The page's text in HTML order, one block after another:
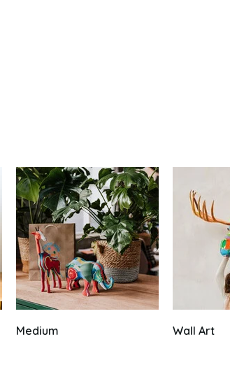
Medium Wall Art